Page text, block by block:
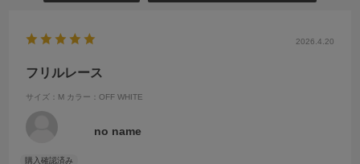
2026.4.20
フリルレース
サイズ：M カラー：OFF WHITE
no name